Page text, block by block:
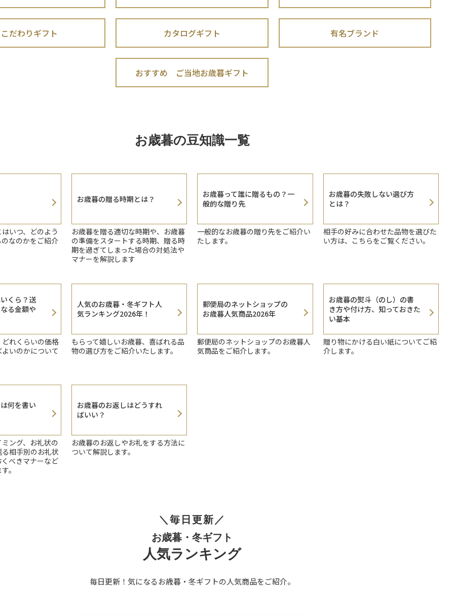
こだわりギフト カタログギフト 有名ブランド
おすすめ ご当地お歳暮ギフト
お歳暮の豆知識一覧
いつ、どのよう
なのかをご紹介
お歳暮の贈る時期とは？
お歳暮を贈る適切な時期や、お歳暮
の準備をスタートする時期、贈る時
期を過ぎてしまった場合の対処法や
マナーを解説します
お歳暮って誰に贈るもの？一
般的な贈り先
一般的なお歳暮の贈り先をご紹介い
たします。
お歳暮の失敗しない選び方
とは？
相手の好みに合わせた品物を選びた
い方は、こちらをご覧ください。
くら？送
る金額や
れくらいの価格
いのかについて
人気のお歳暮・冬ギフト人
気ランキング2026年！
もらって嬉しいお歳暮、喜ばれる品
物の選び方をご紹介いたします。
郵便局のネットショップの
お歳暮人気商品2026年
郵便局のネットショップのお歳暮人
気商品をご紹介します。
お歳暮の熨斗（のし）の書
き方や付け方、知っておきた
い基本
贈り物にかける白い紙についてご紹
介します。
何を書い
ング、お礼状の
相手別のお礼状
べきマナーなど
。
お歳暮のお返しはどうすれ
ばいい？
お歳暮のお返しやお礼をする方法に
ついて解説します。
＼毎日更新／
お歳暮・冬ギフト
人気ランキング
毎日更新！気になるお歳暮・冬ギフトの人気商品をご紹介。